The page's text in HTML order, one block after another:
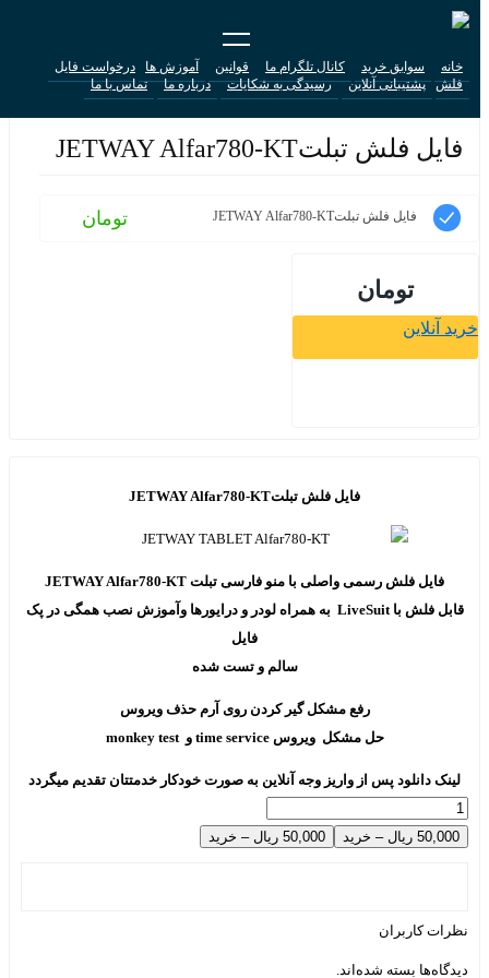
خانه سوابق خرید کانال تلگرام ما قوانین آموزش ها
درخواست فایل
فلش
پشتیبانی آنلاین رسیدگی به شکایات درباره ما تماس با ما
فایل فلش تبلتJETWAY Alfar780-KT
فایل فلش تبلتJETWAY Alfar780-KT تومان
تومان
خرید آنلاین
فایل فلش تبلتJETWAY Alfar780-KT
فایل فلش رسمی واصلی با منو فارسی تبلت JETWAY Alfar780-KT
قابل فلش با LiveSuit به همراه لودر و درایورها وآموزش نصب همگی در پک
فایل
سالم و تست شده
رفع مشکل گیر کردن روی آرم حذف ویروس
حل مشکل ویروس time service و monkey test
لینک دانلود پس از واریز وجه آنلاین به صورت خودکار خدمتتان تقدیم میگردد
50,000 ریال – خرید
نظرات کاربران
دیدگاه‌ها بسته شده‌اند.